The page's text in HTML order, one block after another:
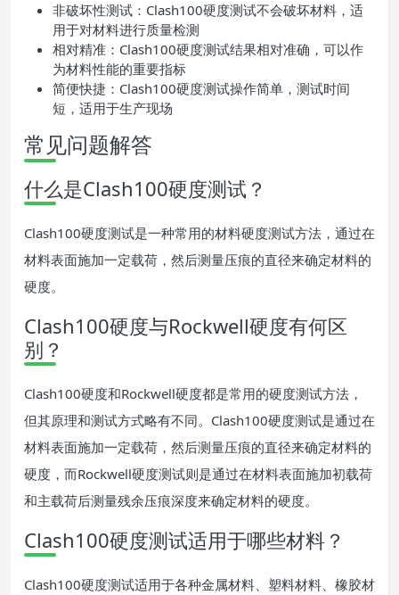
非破坏性测试：Clash100硬度测试不会破坏材料，适
用于对材料进行质量检测
相对精准：Clash100硬度测试结果相对准确，可以作
为材料性能的重要指标
简便快捷：Clash100硬度测试操作简单，测试时间
短，适用于生产现场
常见问题解答
什么是Clash100硬度测试？
Clash100硬度测试是一种常用的材料硬度测试方法，通过在
材料表面施加一定载荷，然后测量压痕的直径来确定材料的
硬度。
Clash100硬度与Rockwell硬度有何区
别？
Clash100硬度和Rockwell硬度都是常用的硬度测试方法，
但其原理和测试方式略有不同。Clash100硬度测试是通过在
材料表面施加一定载荷，然后测量压痕的直径来确定材料的
硬度，而Rockwell硬度测试则是通过在材料表面施加初载荷
和主载荷后测量残余压痕深度来确定材料的硬度。
Clash100硬度测试适用于哪些材料？
Clash100硬度测试适用于各种金属材料、塑料材料、橡胶材